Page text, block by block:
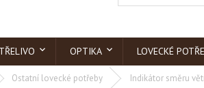
OPTIKA LOVECKÉ
Ostatní lovecké potřeby Indikátor směru